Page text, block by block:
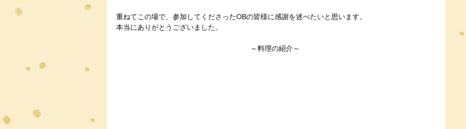
重ねてこの場で、参加してくださったOBの皆様に感謝を述べたいと思います。
本当にありがとうございました。
～料理の紹介～